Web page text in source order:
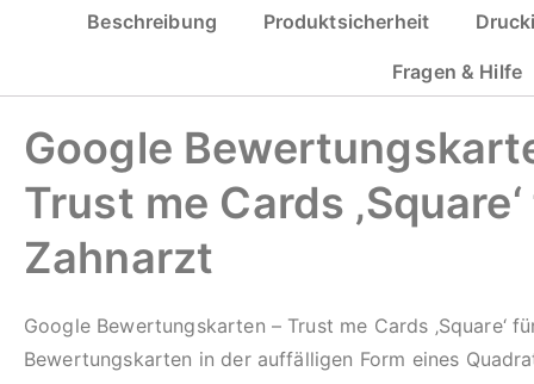
Beschreibung Produktsicherheit
Fragen & Hilfe
Google
Trust me Cards
Zahnarzt
Google Bewertungskarten – Trust me Cards ‚Square‘
Bewertungskarten in der auffälligen Form eines